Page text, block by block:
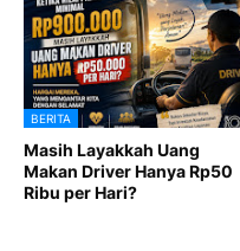
BERITA
Masih Layakkah Uang
Makan Driver Hanya Rp50
Ribu per Hari?